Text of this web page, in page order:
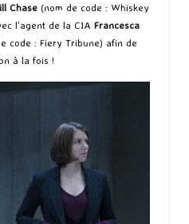
Chase (nom de code : Whiskey
l’agent de la CIA Francesca
code : Fiery Tribune) afin de
à la fois !